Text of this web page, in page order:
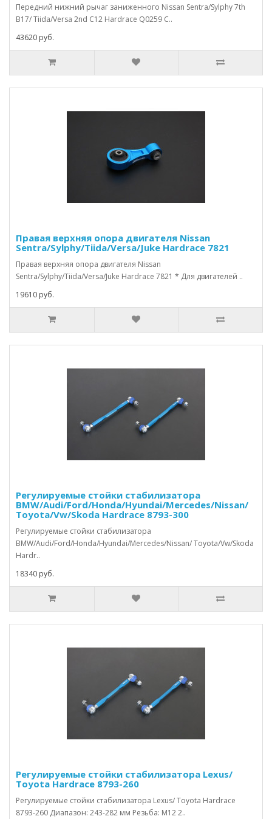
Передний нижний рычаг заниженного Nissan Sentra/Sylphy 7th
B17/ Tiida/Versa 2nd C12 Hardrace Q0259 С..
43620 руб.
Правая верхняя опора двигателя Nissan
Sentra/Sylphy/Tiida/Versa/Juke Hardrace 7821
Правая верхняя опора двигателя Nissan
Sentra/Sylphy/Tiida/Versa/Juke Hardrace 7821 * Для двигателей ..
19610 руб.
Регулируемые стойки стабилизатора
BMW/Audi/Ford/Honda/Hyundai/Mercedes/Nissan/
Toyota/Vw/Skoda Hardrace 8793-300
Регулируемые стойки стабилизатора
BMW/Audi/Ford/Honda/Hyundai/Mercedes/Nissan/ Toyota/Vw/Skoda
Hardr..
18340 руб.
Регулируемые стойки стабилизатора Lexus/
Toyota Hardrace 8793-260
Регулируемые стойки стабилизатора Lexus/ Toyota Hardrace
8793-260 Диапазон: 243-282 мм Резьба: M12 2..